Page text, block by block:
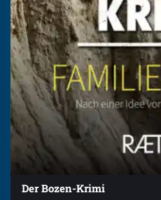
Der Bozen-Krimi